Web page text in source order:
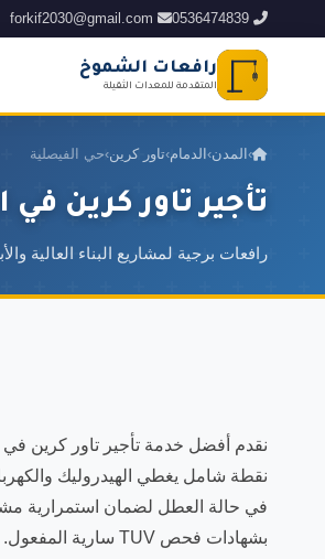
0536474839
forkif2030@gmail.com
رافعات الشموخ
المتقدمة للمعدات الثقيلة
› المدن› الدمام›تاور كرين›حي الفيصلية
تأجير تاور كرين في
رافعات برجية لمشاريع البناء العالية
نقطة شامل يغطي الهيدروليك
في حالة العطل لضمان استمرارية
بشهادات فحص TUV سارية المفعول.